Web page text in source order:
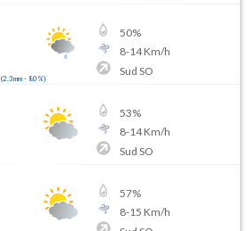
(2.3mm- 80 %)
50%
8-14Km/h
Sud SO
53%
8-14Km/h
Sud SO
57%
8-15 Km/h